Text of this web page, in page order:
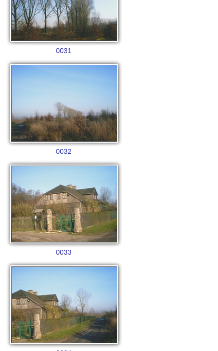
0031
0032
0033